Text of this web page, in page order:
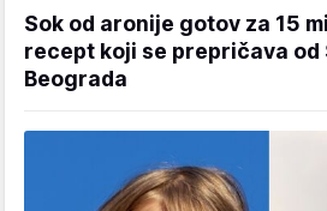
Sok od aronije gotov za 15
recept koji se prepričava od
Beograda